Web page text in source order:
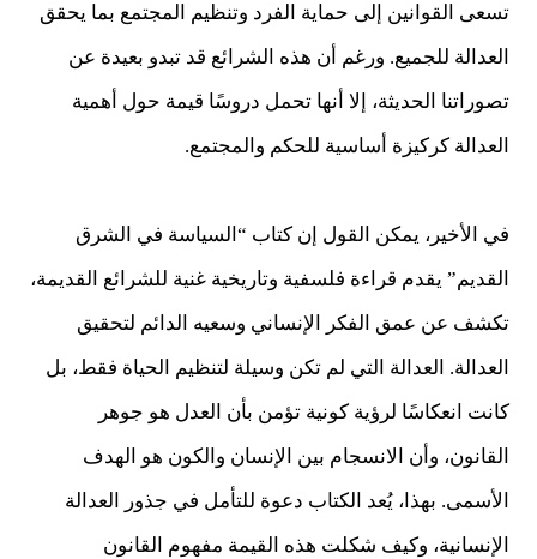
تسعى القوانين إلى حماية الفرد وتنظيم المجتمع بما يحقق
العدالة للجميع. ورغم أن هذه الشرائع قد تبدو بعيدة عن
تصوراتنا الحديثة، إلا أنها تحمل دروسًا قيمة حول أهمية
العدالة كركيزة أساسية للحكم والمجتمع.
في الأخير، يمكن القول إن كتاب “السياسة في الشرق
القديم” يقدم قراءة فلسفية وتاريخية غنية للشرائع القديمة،
تكشف عن عمق الفكر الإنساني وسعيه الدائم لتحقيق
العدالة. العدالة التي لم تكن وسيلة لتنظيم الحياة فقط، بل
كانت انعكاسًا لرؤية كونية تؤمن بأن العدل هو جوهر
القانون، وأن الانسجام بين الإنسان والكون هو الهدف
الأسمى. بهذا، يُعد الكتاب دعوة للتأمل في جذور العدالة
الإنسانية، وكيف شكلت هذه القيمة مفهوم القانون